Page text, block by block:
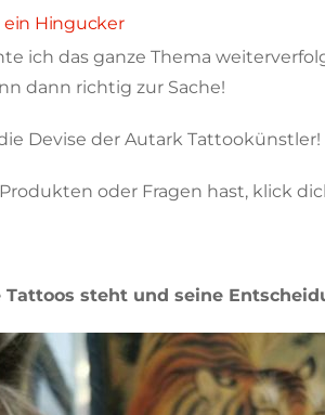
ein Hingucker
ich das ganze Thema
dann richtig zur Sache!
Devise der Autark Tattookünstler!
oder Fragen hast, klick
steht und seine